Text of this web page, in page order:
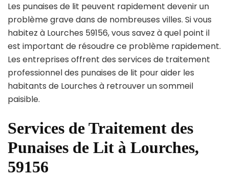
Les punaises de lit peuvent rapidement devenir un
problème grave dans de nombreuses villes. Si vous
habitez à Lourches 59156, vous savez à quel point il
est important de résoudre ce problème rapidement.
Les entreprises offrent des services de traitement
professionnel des punaises de lit pour aider les
habitants de Lourches à retrouver un sommeil
paisible.
Services de Traitement des
Punaises de Lit à Lourches,
59156